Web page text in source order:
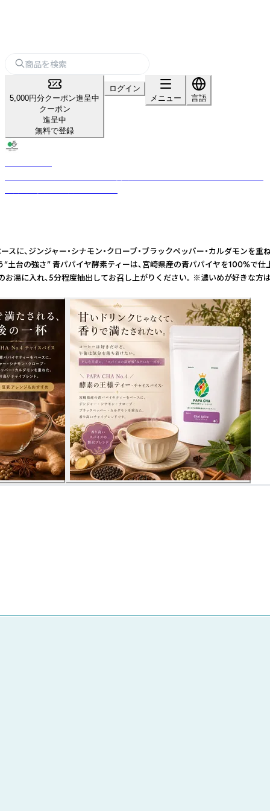
5,000円分クーポン進呈中
クーポン
進呈中
無料で登録
ログイン
メニュー
言語
ジンジャー・シナモン・クローブ・ブラックペッパー・カルダ
の強さ” 青パパイヤ酵素ティーは、宮崎県産の青パパイヤを
れ、5分程度抽出してお召し上がりください。 ※濃いめが好きな